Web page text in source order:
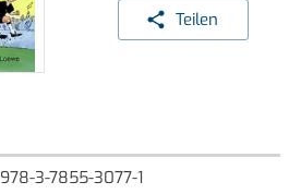
Teilen
978-3-7855-3077-1